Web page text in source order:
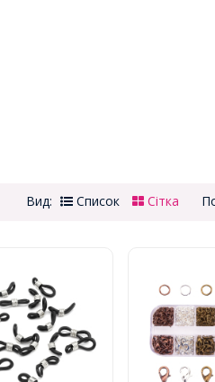
Вид: Список Сітка